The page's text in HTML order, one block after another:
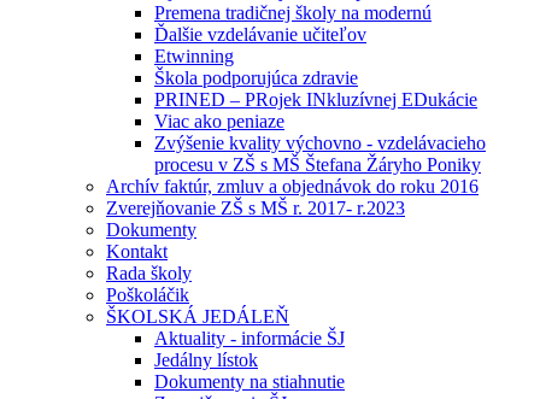
Premena tradičnej školy na modernú
Ďalšie vzdelávanie učiteľov
Etwinning
Škola podporujúca zdravie
PRINED – PRojek INkluzívnej EDukácie
Viac ako peniaze
Zvýšenie kvality výchovno - vzdelávacieho
procesu v ZŠ s MŠ Štefana Žáryho Poniky
Archív faktúr, zmluv a objednávok do roku 2016
Zverejňovanie ZŠ s MŠ r. 2017- r.2023
Dokumenty
Kontakt
Rada školy
Poškoláčik
ŠKOLSKÁ JEDÁLEŇ
Aktuality - informácie ŠJ
Jedálny lístok
Dokumenty na stiahnutie